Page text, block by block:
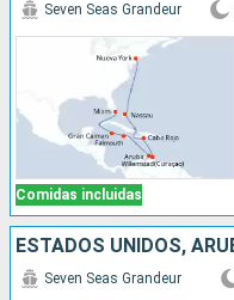
Comidas incluidas
Seven Seas Grandeur
Seven Seas Grandeur